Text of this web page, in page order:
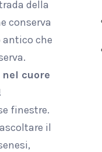
della
conserva
che
cuore
finestre.
il